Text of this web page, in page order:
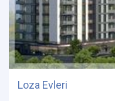
Loza Evleri